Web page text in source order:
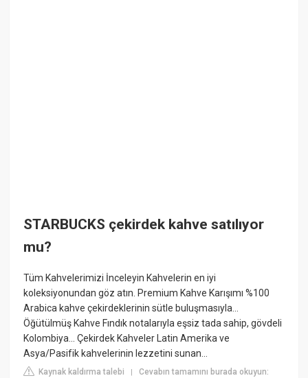
STARBUCKS çekirdek kahve satılıyor
mu?
Tüm Kahvelerimizi İnceleyin Kahvelerin en iyi
koleksiyonundan göz atın. Premium Kahve Karışımı %100
Arabica kahve çekirdeklerinin sütle buluşmasıyla...
Öğütülmüş Kahve Fındık notalarıyla eşsiz tada sahip, gövdeli
Kolombiya... Çekirdek Kahveler Latin Amerika ve
Asya/Pasifik kahvelerinin lezzetini sunan...
Kaynak kaldırma talebi |Cevabın tamamını burada okuyun: